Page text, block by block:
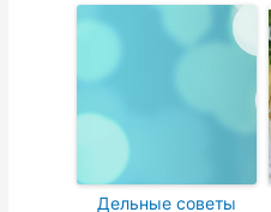
Дельные советы